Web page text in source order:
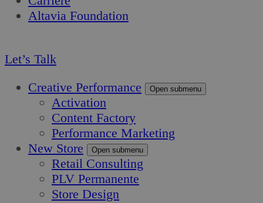
Altavia Foundation
Let’s Talk
Creative Performance
Open submenu
Activation
Content Factory
Performance Marketing
New Store
Open submenu
Retail Consulting
PLV Permanente
Store Design